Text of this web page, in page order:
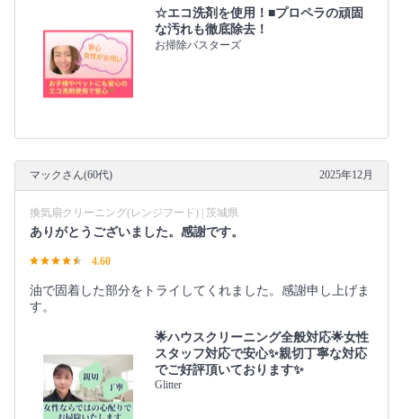
☆エコ洗剤を使用！■プロペラの頑固
な汚れも徹底除去！
お掃除バスターズ
マックさん(60代) 2025年12月
換気扇クリーニング(レンジフード) | 茨城県
ありがとうございました。感謝です。
4.60
油で固着した部分をトライしてくれました。感謝申し上げま
す。
🌟ハウスクリーニング全般対応🌟女性
スタッフ対応で安心✨親切丁寧な対応
でご好評頂いております✨
Glitter